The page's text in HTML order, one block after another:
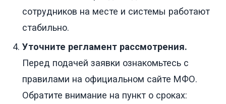
сотрудников на месте и системы работают
стабильно.
Уточните регламент рассмотрения.
Перед подачей заявки ознакомьтесь с
правилами на официальном сайте МФО.
Обратите внимание на пункт о сроках: